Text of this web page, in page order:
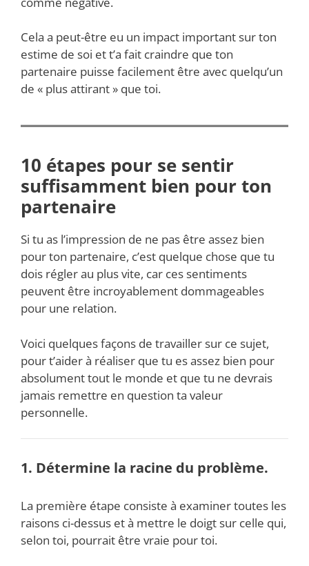
Cela a peut-être eu un impact important sur ton
estime de soi et t’a fait craindre que ton
partenaire puisse facilement être avec quelqu’un
de « plus attirant » que toi.
10 étapes pour se sentir
suffisamment bien pour ton
partenaire
Si tu as l’impression de ne pas être assez bien
pour ton partenaire, c’est quelque chose que tu
dois régler au plus vite, car ces sentiments
peuvent être incroyablement dommageables
pour une relation.
Voici quelques façons de travailler sur ce sujet,
pour t’aider à réaliser que tu es assez bien pour
absolument tout le monde et que tu ne devrais
jamais remettre en question ta valeur
personnelle.
1. Détermine la racine du problème.
La première étape consiste à examiner toutes les
raisons ci-dessus et à mettre le doigt sur celle qui,
selon toi, pourrait être vraie pour toi.